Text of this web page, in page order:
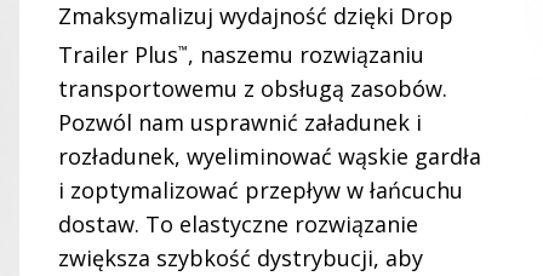
Zmaksymalizuj wydajność dzięki Drop
Trailer Plus™, naszemu rozwiązaniu
transportowemu z obsługą zasobów.
Pozwól nam usprawnić załadunek i
rozładunek, wyeliminować wąskie gardła
i zoptymalizować przepływ w łańcuchu
dostaw. To elastyczne rozwiązanie
zwiększa szybkość dystrybucji, aby